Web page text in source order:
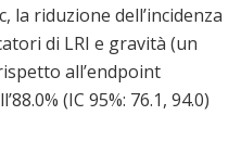
la riduzione dell’incidenza
di LRI e gravità (un
all’endpoint
(IC 95%: 76.1, 94.0)